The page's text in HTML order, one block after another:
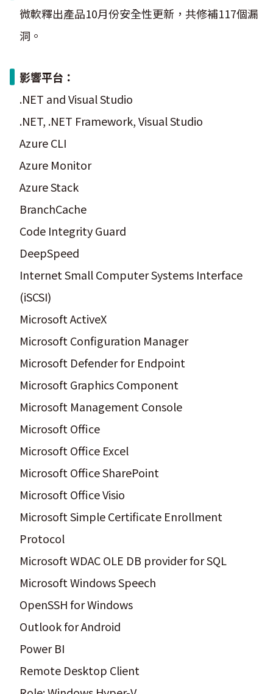
微軟釋出產品10月份安全性更新，共修補117個漏
洞。
影響平台：
.NET and Visual Studio
.NET, .NET Framework, Visual Studio
Azure CLI
Azure Monitor
Azure Stack
BranchCache
Code Integrity Guard
DeepSpeed
Internet Small Computer Systems Interface
(iSCSI)
Microsoft ActiveX
Microsoft Configuration Manager
Microsoft Defender for Endpoint
Microsoft Graphics Component
Microsoft Management Console
Microsoft Office
Microsoft Office Excel
Microsoft Office SharePoint
Microsoft Office Visio
Microsoft Simple Certificate Enrollment
Protocol
Microsoft WDAC OLE DB provider for SQL
Microsoft Windows Speech
OpenSSH for Windows
Outlook for Android
Power BI
Remote Desktop Client